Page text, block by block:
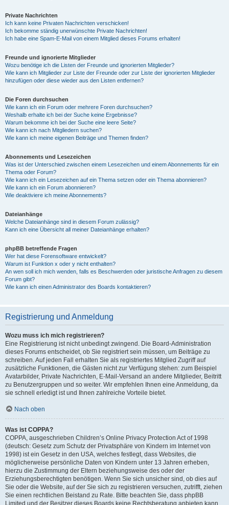
Private Nachrichten
Ich kann keine Privaten Nachrichten verschicken!
Ich bekomme ständig unerwünschte Private Nachrichten!
Ich habe eine Spam-E-Mail von einem Mitglied dieses Forums erhalten!
Freunde und ignorierte Mitglieder
Wozu benötige ich die Listen der Freunde und ignorierten Mitglieder?
Wie kann ich Mitglieder zur Liste der Freunde oder zur Liste der ignorierten Mitglieder
hinzufügen oder diese wieder aus den Listen entfernen?
Die Foren durchsuchen
Wie kann ich ein Forum oder mehrere Foren durchsuchen?
Weshalb erhalte ich bei der Suche keine Ergebnisse?
Warum bekomme ich bei der Suche eine leere Seite?
Wie kann ich nach Mitgliedern suchen?
Wie kann ich meine eigenen Beiträge und Themen finden?
Abonnements und Lesezeichen
Was ist der Unterschied zwischen einem Lesezeichen und einem Abonnements für ein
Thema oder Forum?
Wie kann ich ein Lesezeichen auf ein Thema setzen oder ein Thema abonnieren?
Wie kann ich ein Forum abonnieren?
Wie deaktiviere ich meine Abonnements?
Dateianhänge
Welche Dateianhänge sind in diesem Forum zulässig?
Kann ich eine Übersicht all meiner Dateianhänge erhalten?
phpBB betreffende Fragen
Wer hat diese Forensoftware entwickelt?
Warum ist Funktion x oder y nicht enthalten?
An wen soll ich mich wenden, falls es Beschwerden oder juristische Anfragen zu diesem
Forum gibt?
Wie kann ich einen Administrator des Boards kontaktieren?
Registrierung und Anmeldung
Wozu muss ich mich registrieren?
Eine Registrierung ist nicht unbedingt zwingend. Die Board-Administration
dieses Forums entscheidet, ob Sie registriert sein müssen, um Beiträge zu
schreiben. Auf jeden Fall erhalten Sie als registriertes Mitglied Zugriff auf
zusätzliche Funktionen, die Gästen nicht zur Verfügung stehen: zum Beispiel
Avatarbilder, Private Nachrichten, E-Mail-Versand an andere Mitglieder, Beitritt
zu Benutzergruppen und so weiter. Wir empfehlen Ihnen eine Anmeldung, da
sie schnell erledigt ist und Ihnen zahlreiche Vorteile bietet.
Nach oben
Was ist COPPA?
COPPA, ausgeschrieben Children’s Online Privacy Protection Act of 1998
(deutsch: Gesetz zum Schutz der Privatsphäre von Kindern im Internet von
1998) ist ein Gesetz in den USA, welches festlegt, dass Websites, die
möglicherweise persönliche Daten von Kindern unter 13 Jahren erheben,
hierzu die Zustimmung der Eltern beziehungsweise des oder der
Erziehungsberechtigten benötigen. Wenn Sie sich unsicher sind, ob dies auf
Sie oder die Website, auf der Sie sich zu registrieren versuchen, zutrifft, ziehen
Sie einen rechtlichen Beistand zu Rate. Bitte beachten Sie, dass phpBB
Limited und der Besitzer dieses Boards keine Rechtsberatung anbieten kann